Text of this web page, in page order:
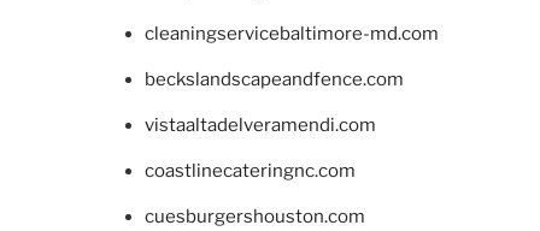
cleaningservicebaltimore-md.com
beckslandscapeandfence.com
vistaaltadelveramendi.com
coastlinecateringnc.com
cuesburgershouston.com